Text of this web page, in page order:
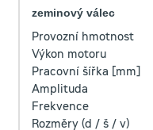
zeminový válec
Provozní hmotnost
Výkon motoru
Pracovní šířka [mm]
Amplituda
Frekvence
Rozměry (d / š / v)